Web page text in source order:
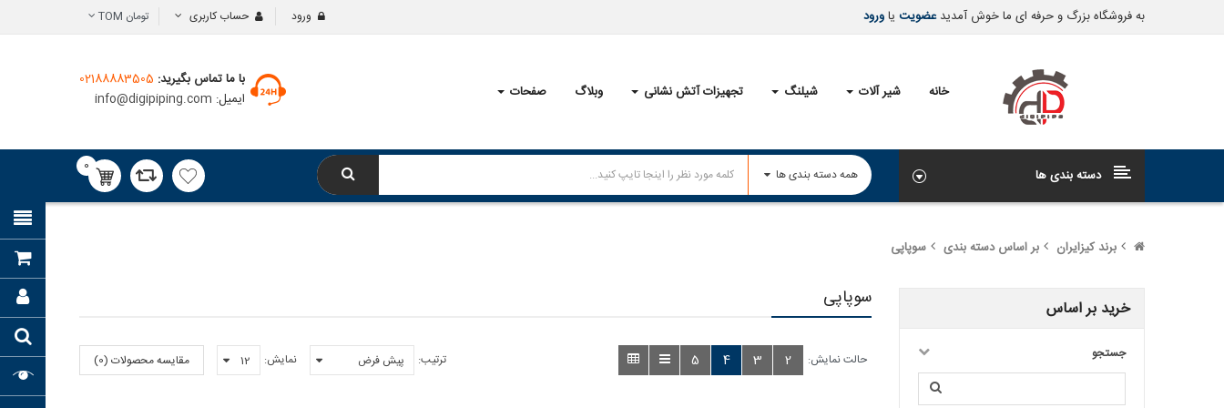
به فروشگاه بزرگ و حرفه ای ما خوش آمدیدعضویت یاورود ورود حساب کاربری تومان
خانه شیر آلات شیلنگ تجهیزات آتش نشانی وبلاگ صفحات
با ما تماس بگیرید: 02188883505
ایمیل:
دسته بندی ها
0
محصول
برند کیزایران بر اساس دسته بندی سوپاپی
خرید بر اساس
جستجو
سوپاپی
حالت نمایش: 2
3
4
5 ترتیب: نمایش: مقایسه محصولات (0)